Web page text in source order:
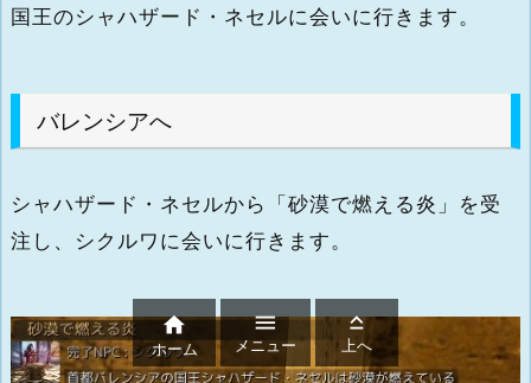
国王のシャハザード・ネセルに会いに行きます。
バレンシアへ
シャハザード・ネセルから「砂漠で燃える炎」を受
注し、シクルワに会いに行きます。

ホーム

メニュー

上へ